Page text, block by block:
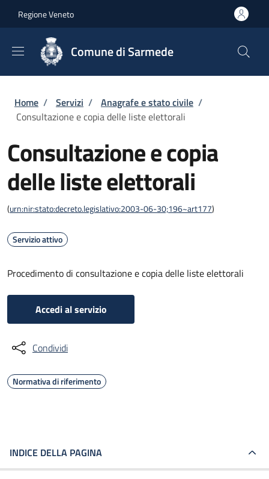
Regione Veneto
Comune di Sarmede
Briciole di pane
Home / Servizi / Anagrafe e stato civile /
Consultazione e copia delle liste elettorali
Consultazione e copia
delle liste elettorali
(urn:nir:stato:decreto.legislativo:2003-06-30;196~art177)
Servizio attivo
Procedimento di consultazione e copia delle liste elettorali
Accedi al servizio
Condividi
Normativa di riferimento
INDICE DELLA PAGINA